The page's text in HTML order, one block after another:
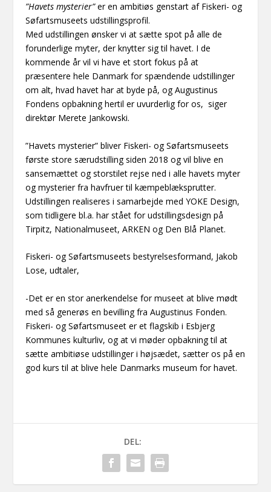
”Havets mysterier”er en ambitiøs genstart af Fiskeri- og
Søfartsmuseets udstillingsprofil.
Med udstillingen ønsker vi at sætte spot på alle de
forunderlige myter, der knytter sig til havet. I de
kommende år vil vi have et stort fokus på at
præsentere hele Danmark for spændende udstillinger
om alt, hvad havet har at byde på, og Augustinus
Fondens opbakning hertil er uvurderlig for os, siger
direktør Merete Jankowski.
”Havets mysterier” bliver Fiskeri- og Søfartsmuseets
første store særudstilling siden 2018 og vil blive en
sansemættet og storstilet rejse ned i alle havets myter
og mysterier fra havfruer til kæmpeblæksprutter.
Udstillingen realiseres i samarbejde med YOKE Design,
som tidligere bl.a. har stået for udstillingsdesign på
Tirpitz, Nationalmuseet, ARKEN og Den Blå Planet.
Fiskeri- og Søfartsmuseets bestyrelsesformand, Jakob
Lose, udtaler,
-Det er en stor anerkendelse for museet at blive mødt
med så generøs en bevilling fra Augustinus Fonden.
Fiskeri- og Søfartsmuseet er et flagskib i Esbjerg
Kommunes kulturliv, og at vi møder opbakning til at
sætte ambitiøse udstillinger i højsædet, sætter os på en
god kurs til at blive hele Danmarks museum for havet.
DEL: